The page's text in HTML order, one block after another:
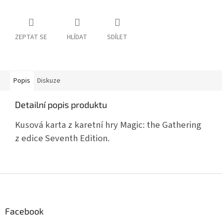
ZEPTAT SE HLÍDAT SDÍLET
Popis Diskuze
Detailní popis produktu
Kusová karta z karetní hry Magic: the Gathering
z edice Seventh Edition.
Facebook